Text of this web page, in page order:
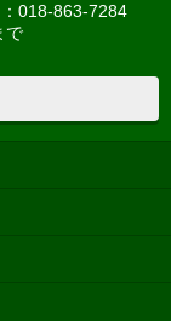
018-863-7284
で